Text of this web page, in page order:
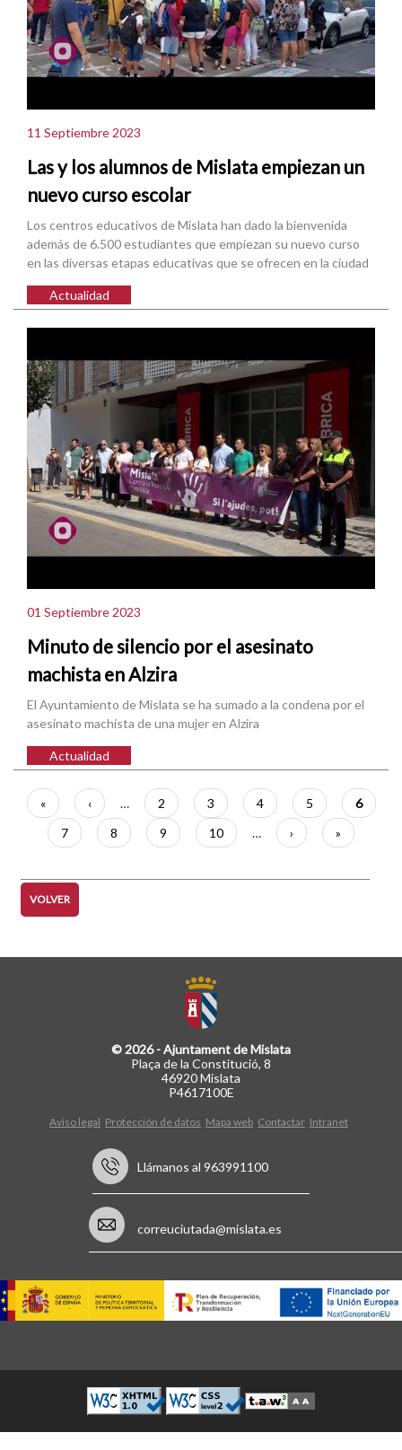
11 Septiembre 2023
Las y los alumnos de Mislata empiezan un
nuevo curso escolar
Los centros educativos de Mislata han dado la bienvenida
además de 6.500 estudiantes que empiezan su nuevo curso
en las diversas etapas educativas que se ofrecen en la ciudad
Actualidad
01 Septiembre 2023
Minuto de silencio por el asesinato
machista en Alzira
El Ayuntamiento de Mislata se ha sumado a la condena por el
asesinato machista de una mujer en Alzira
Actualidad
Paginación
Primera
página
«
Página
anterior
‹ … Página
2 Página
3 Página
4 Página
5
Página
actual
6
Página
7 Página
8 Página
9 Página
10 …
Siguiente
página
›
Última
página
»
VOLVER
© 2026 - Ajuntament de Mislata
Plaça de la Constitució, 8
46920 Mislata
P4617100E
Aviso legal Protección de datos Mapa web Contactar Intranet
Llámanos al 963991100
correuciutada@mislata.es